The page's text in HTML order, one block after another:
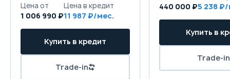
1 006 990 ₽11 987
440 000 ₽5 238